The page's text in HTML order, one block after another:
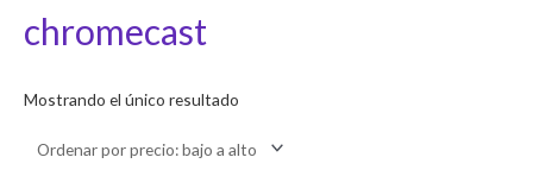
chromecast
Mostrando el único resultado